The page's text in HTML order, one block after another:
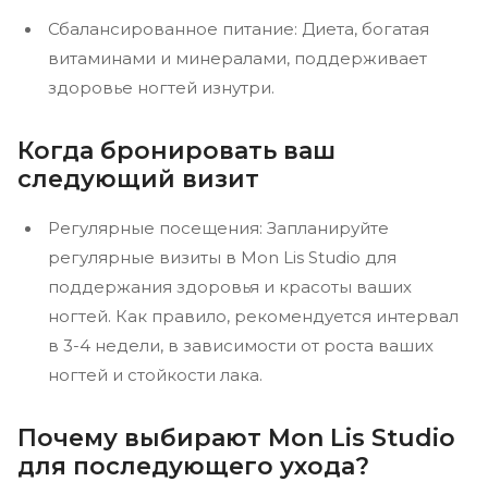
Сбалансированное питание: Диета, богатая
витаминами и минералами, поддерживает
здоровье ногтей изнутри.
Когда бронировать ваш
следующий визит
Регулярные посещения: Запланируйте
регулярные визиты в Mon Lis Studio для
поддержания здоровья и красоты ваших
ногтей. Как правило, рекомендуется интервал
в 3-4 недели, в зависимости от роста ваших
ногтей и стойкости лака.
Почему выбирают Mon Lis Studio
для последующего ухода?